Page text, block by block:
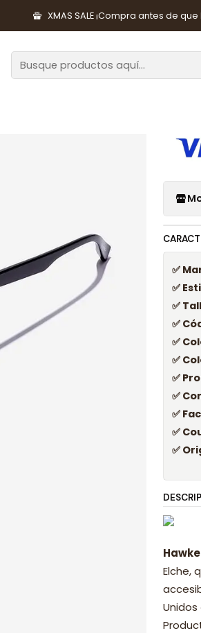
XMAS SALE ¡Compra antes de
Lentes y Accesorios Lentes de Sol
✅
✅
✅
✅
✅
✅
✅
✅
✅
✅
✅
Elche,